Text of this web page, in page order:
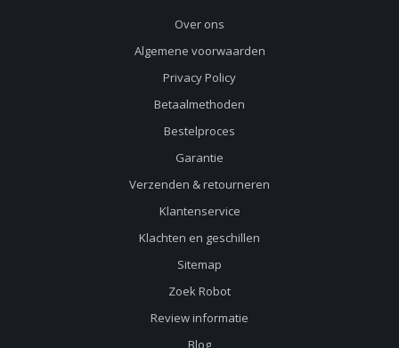
Over ons
Algemene voorwaarden
Privacy Policy
Betaalmethoden
Bestelproces
Garantie
Verzenden & retourneren
Klantenservice
Klachten en geschillen
Sitemap
Zoek Robot
Review informatie
Blog